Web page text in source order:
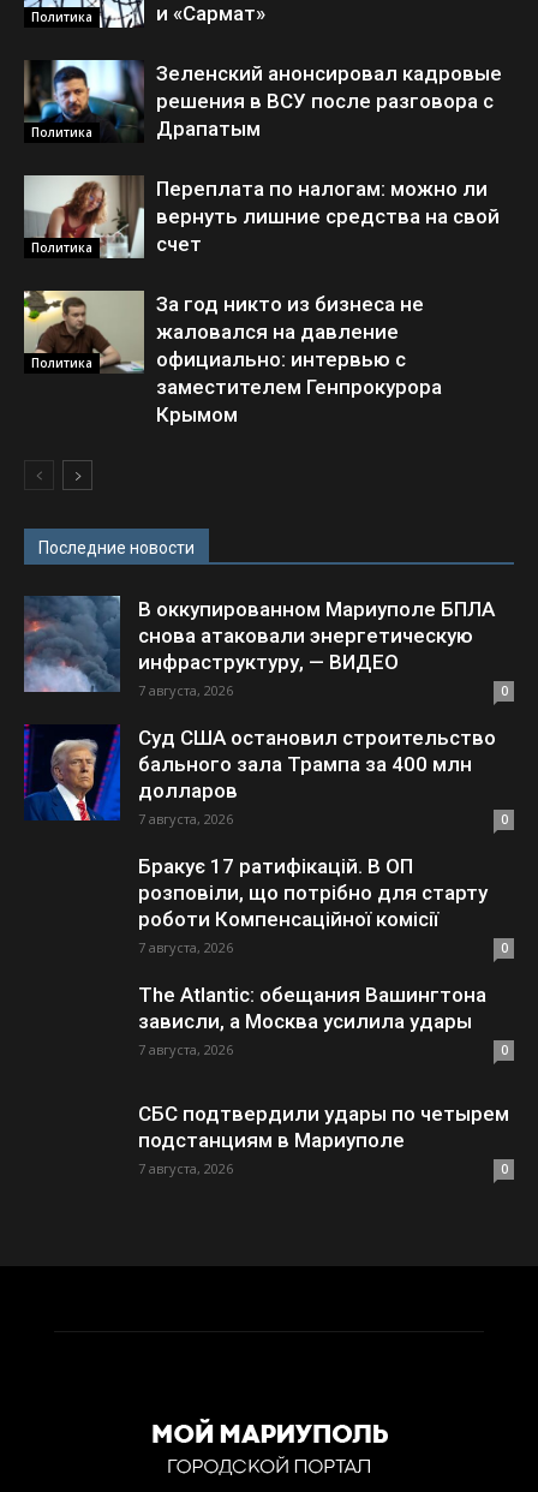
Политика
и «Сармат»
Политика
Зеленский анонсировал кадровые
решения в ВСУ после разговора с
Драпатым
Политика
Переплата по налогам: можно ли
вернуть лишние средства на свой
счет
Политика
За год никто из бизнеса не
жаловался на давление
официально: интервью с
заместителем Генпрокурора
Крымом
Последние новости
В оккупированном Мариуполе БПЛА
снова атаковали энергетическую
инфраструктуру, — ВИДЕО
7 августа, 2026 0
Суд США остановил строительство
бального зала Трампа за 400 млн
долларов
7 августа, 2026 0
Бракує 17 ратифікацій. В ОП
розповіли, що потрібно для старту
роботи Компенсаційної комісії
7 августа, 2026 0
The Atlantic: обещания Вашингтона
зависли, а Москва усилила удары
7 августа, 2026 0
СБС подтвердили удары по четырем
подстанциям в Мариуполе
7 августа, 2026 0